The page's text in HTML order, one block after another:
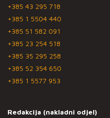
+385 43 295 718
+385 1 5504 440
+385 51 582 091
+385 23 254 518
+385 35 295 258
+385 52 354 650
+385 1 5577 953
Redakcija (nakladni odjel)